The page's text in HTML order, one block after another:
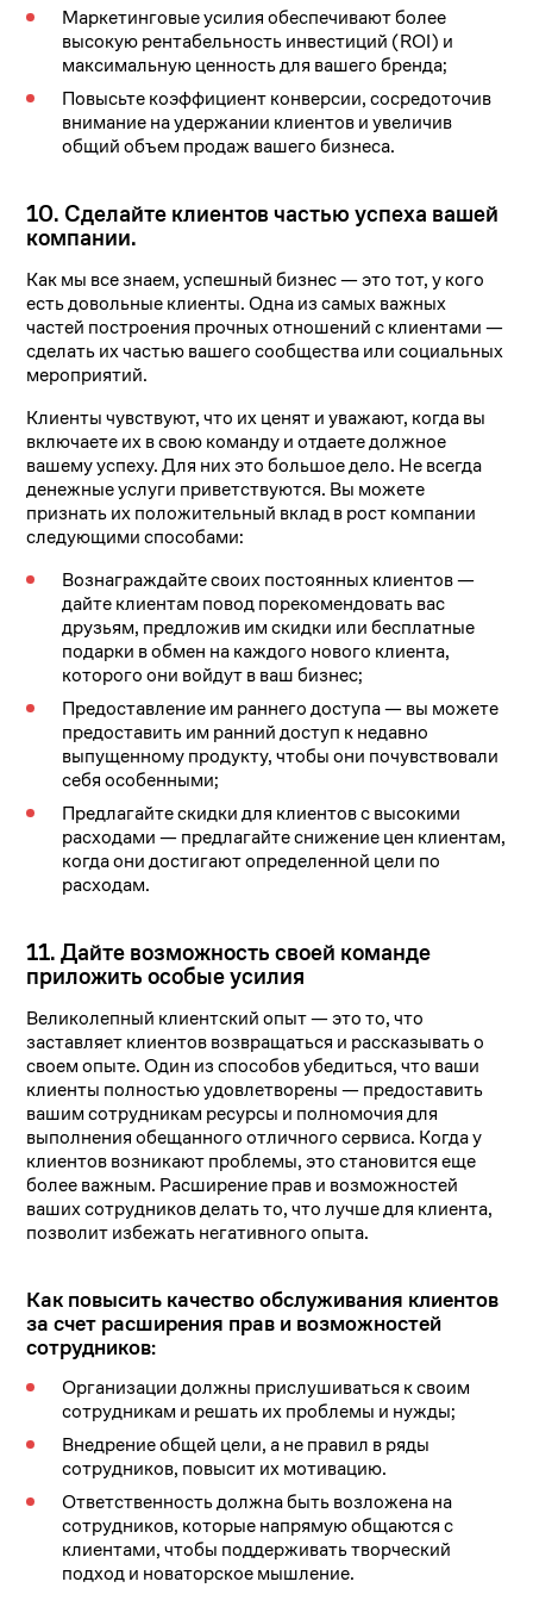
Маркетинговые усилия обеспечивают более
высокую рентабельность инвестиций (ROI) и
максимальную ценность для вашего бренда;
Повысьте коэффициент конверсии, сосредоточив
внимание на удержании клиентов и увеличив
общий объем продаж вашего бизнеса.
10. Сделайте клиентов частью успеха вашей
компании.
Как мы все знаем, успешный бизнес — это тот, у кого
есть довольные клиенты. Одна из самых важных
частей построения прочных отношений с клиентами —
сделать их частью вашего сообщества или социальных
мероприятий.
Клиенты чувствуют, что их ценят и уважают, когда вы
включаете их в свою команду и отдаете должное
вашему успеху. Для них это большое дело. Не всегда
денежные услуги приветствуются. Вы можете
признать их положительный вклад в рост компании
следующими способами:
Вознаграждайте своих постоянных клиентов —
дайте клиентам повод порекомендовать вас
друзьям, предложив им скидки или бесплатные
подарки в обмен на каждого нового клиента,
которого они войдут в ваш бизнес;
Предоставление им раннего доступа — вы можете
предоставить им ранний доступ к недавно
выпущенному продукту, чтобы они почувствовали
себя особенными;
Предлагайте скидки для клиентов с высокими
расходами — предлагайте снижение цен клиентам,
когда они достигают определенной цели по
расходам.
11. Дайте возможность своей команде
приложить особые усилия
Великолепный клиентский опыт — это то, что
заставляет клиентов возвращаться и рассказывать о
своем опыте. Один из способов убедиться, что ваши
клиенты полностью удовлетворены — предоставить
вашим сотрудникам ресурсы и полномочия для
выполнения обещанного отличного сервиса. Когда у
клиентов возникают проблемы, это становится еще
более важным. Расширение прав и возможностей
ваших сотрудников делать то, что лучше для клиента,
позволит избежать негативного опыта.
Как повысить качество обслуживания клиентов
за счет расширения прав и возможностей
сотрудников:
Организации должны прислушиваться к своим
сотрудникам и решать их проблемы и нужды;
Внедрение общей цели, а не правил в ряды
сотрудников, повысит их мотивацию.
Ответственность должна быть возложена на
сотрудников, которые напрямую общаются с
клиентами, чтобы поддерживать творческий
подход и новаторское мышление.